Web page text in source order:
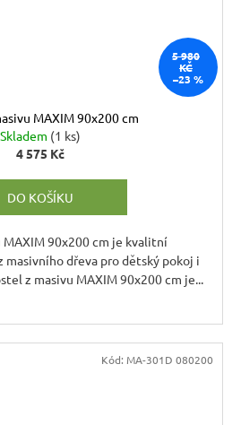
5 980
KČ
–23 %
MAXIM 90x200 cm
Skladem (1 ks)
4 575 Kč
DO KOŠÍKU
MAXIM 90x200 cm je kvalitní
masivního dřeva pro dětský pokoj i
z masivu MAXIM 90x200 cm je...
Kód: MA-301D 080200